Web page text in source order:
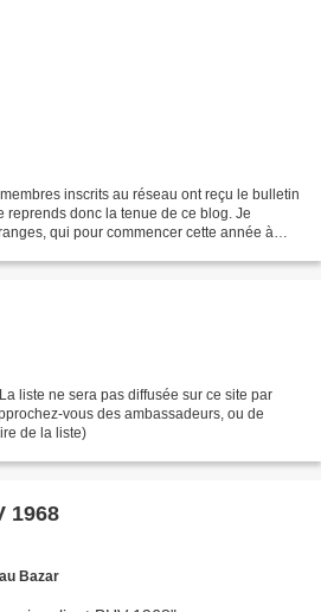
inscrits au réseau ont reçu le bulletin
reprends donc la tenue de ce blog. Je
qui pour commencer cette année à
liste ne sera pas diffusée sur ce site par
vous des ambassadeurs, ou de
de la liste)
1968
Bazar